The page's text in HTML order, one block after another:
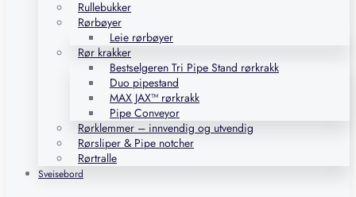
Rullebukker
Rørbøyer
Leie rørbøyer
Rør krakker
Bestselgeren Tri Pipe Stand rørkrakk
Duo pipestand
MAX JAX™ rørkrakk
Pipe Conveyor
Rørklemmer – innvendig og utvendig
Rørsliper & Pipe notcher
Rørtralle
Sveisebord